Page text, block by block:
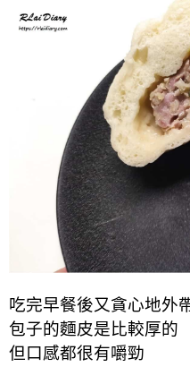
吃完早餐後又貪心地外
包子的麵皮是比較厚的
但口感都很有嚼勁